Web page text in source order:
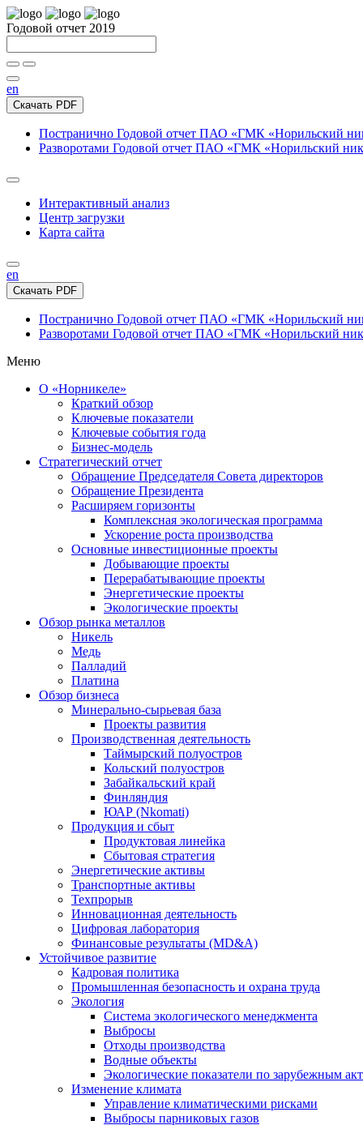
Годовой отчет 2019
en
Скачать PDF
Постранично Годовой отчет ПАО «ГМК «Норильский
Разворотами Годовой отчет ПАО «ГМК «Норильский
Интерактивный анализ
Центр загрузки
Карта сайта
en
Скачать PDF
Постранично Годовой отчет ПАО «ГМК «Норильский
Разворотами Годовой отчет ПАО «ГМК «Норильский
Меню
О «Норникеле»
Краткий обзор
Ключевые показатели
Ключевые события года
Бизнес-модель
Стратегический отчет
Обращение Председателя Совета директоров
Обращение Президента
Расширяем горизонты
Комплексная экологическая программа
Ускорение роста производства
Основные инвестиционные проекты
Добывающие проекты
Перерабатывающие проекты
Энергетические проекты
Экологические проекты
Обзор рынка металлов
Никель
Медь
Палладий
Платина
Обзор бизнеса
Минерально-сырьевая база
Проекты развития
Производственная деятельность
Таймырский полуостров
Кольский полуостров
Забайкальский край
Финляндия
ЮАР (Nkomati)
Продукция и сбыт
Продуктовая линейка
Сбытовая стратегия
Энергетические активы
Транспортные активы
Техпрорыв
Инновационная деятельность
Цифровая лаборатория
Финансовые результаты (MD&A)
Устойчивое развитие
Кадровая политика
Промышленная безопасность и охрана труда
Экология
Система экологического менеджмента
Выбросы
Отходы производства
Водные объекты
Экологические показатели по зарубежным
Изменение климата
Управление климатическими рисками
Выбросы парниковых газов